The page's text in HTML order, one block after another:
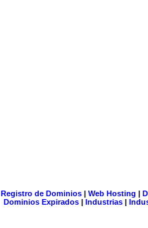
Registro de Dominios| Web Hosting |
Dominios Expirados | Industrias |